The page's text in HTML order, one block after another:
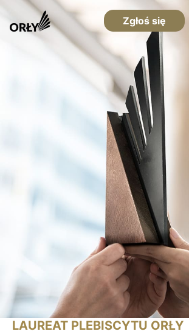
Zgłoś się
LAUREAT PLEBISCYTU ORŁY